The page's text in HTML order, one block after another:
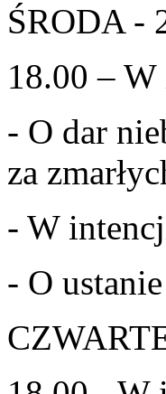
ŚRODA -
18.00 –
- O dar
za
- W
- O